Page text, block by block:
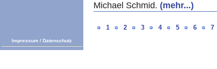
Michael Schmid. (mehr...)
1 2 3 4 5 6 7
Impressum / Datenschutz